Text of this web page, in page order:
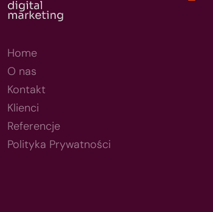
Home
O nas
Kontakt
Klienci
Referencje
Polityka Prywatności